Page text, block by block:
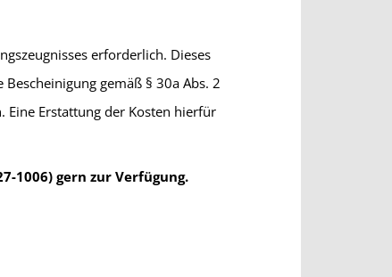
erforderlich. Dieses
gemäß § 30a Abs. 2
Eine Erstattung der Kosten hierfür
1006) gern zur Verfügung.